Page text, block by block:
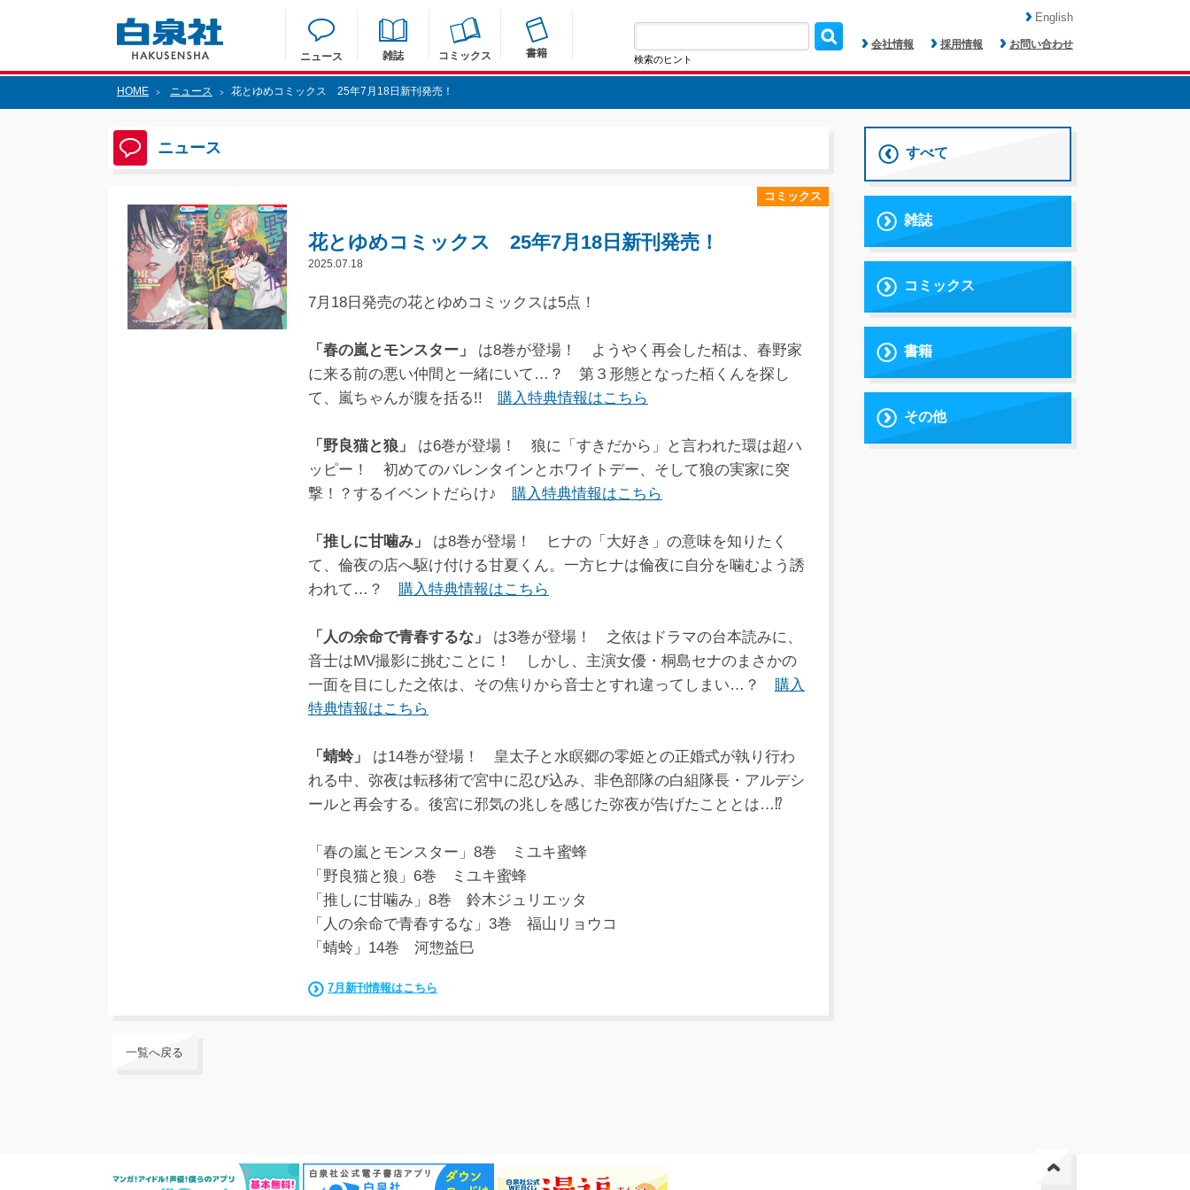
ニュース 雑誌 コミックス 書籍 検索のヒント
会社情報 採用情報 お問い合わせ
English
HOME > ニュース > 花とゆめコミックス 25年7月18日新刊発売！
ニュース すべて
雑誌
コミックス
書籍
その他
コミックス
花とゆめコミックス 25年7月18日新刊発売！
2025.07.18
7月18日発売の花とゆめコミックスは5点！
「春の嵐とモンスター」
は8巻が登場！ ようやく再会した栢は、春野家
に来る前の悪い仲間と一緒にいて…？ 第３形態となった栢くんを探し
て、嵐ちゃんが腹を括る!! 購入特典情報はこちら
「野良猫と狼」
は6巻が登場！ 狼に「すきだから」と言われた環は超ハ
ッピー！ 初めてのバレンタインとホワイトデー、そして狼の実家に突
撃！？するイベントだらけ♪ 購入特典情報はこちら
「推しに甘噛み」
は8巻が登場！ ヒナの「大好き」の意味を知りたく
て、倫夜の店へ駆け付ける甘夏くん。一方ヒナは倫夜に自分を噛むよう誘
われて…？ 購入特典情報はこちら
「人の余命で青春するな」
は3巻が登場！ 之依はドラマの台本読みに、
音士はMV撮影に挑むことに！ しかし、主演女優・桐島セナのまさかの
一面を目にした之依は、その焦りから音士とすれ違ってしまい…？ 購入
特典情報はこちら
「蜻蛉」
は14巻が登場！ 皇太子と水瞑郷の零姫との正婚式が執り行わ
れる中、弥夜は転移術で宮中に忍び込み、非色部隊の白組隊長・アルデシ
ールと再会する。後宮に邪気の兆しを感じた弥夜が告げたこととは…⁉
「春の嵐とモンスター」8巻 ミユキ蜜蜂
「野良猫と狼」6巻 ミユキ蜜蜂
「推しに甘噛み」8巻 鈴木ジュリエッタ
「人の余命で青春するな」3巻 福山リョウコ
「蜻蛉」14巻 河惣益巳
7月新刊情報はこちら
一覧へ戻る